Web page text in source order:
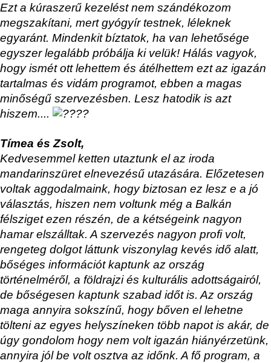
Ezt a kúraszerű kezelést nem szándékozom
megszakítani, mert gyógyír testnek, léleknek
egyaránt. Mindenkit bíztatok, ha van lehetősége
egyszer legalább próbálja ki velük! Hálás vagyok,
hogy ismét ott lehettem és átélhettem ezt az igazán
tartalmas és vidám programot, ebben a magas
minőségű szervezésben. Lesz hatodik is azt
hiszem....
Tímea és Zsolt,
Kedvesemmel ketten utaztunk el az iroda
mandarinszüret elnevezésű utazására. Előzetesen
voltak aggodalmaink, hogy biztosan ez lesz e a jó
választás, hiszen nem voltunk még a Balkán
félsziget ezen részén, de a kétségeink nagyon
hamar elszálltak. A szervezés nagyon profi volt,
rengeteg dolgot láttunk viszonylag kevés idő alatt,
bőséges információt kaptunk az ország
történelméről, a földrajzi és kulturális adottságairól,
de bőségesen kaptunk szabad időt is. Az ország
maga annyira sokszínű, hogy bőven el lehetne
tölteni az egyes helyszíneken több napot is akár, de
úgy gondolom hogy nem volt igazán hiányérzetünk,
annyira jól be volt osztva az időnk. A fő program, a